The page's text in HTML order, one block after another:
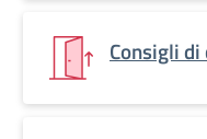
Consigli di